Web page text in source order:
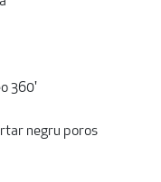
360'
negru poros